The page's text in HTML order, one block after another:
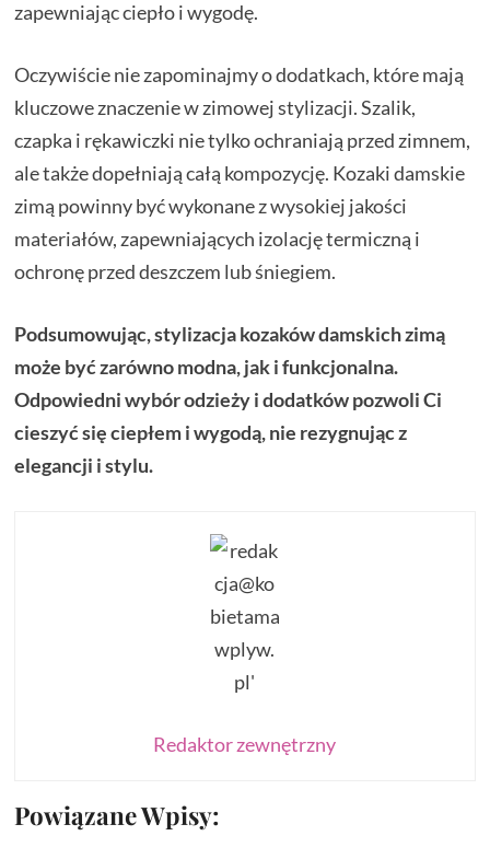
zapewniając ciepło i wygodę.
Oczywiście nie zapominajmy o dodatkach, które mają
kluczowe znaczenie w zimowej stylizacji. Szalik,
czapka i rękawiczki nie tylko ochraniają przed zimnem,
ale także dopełniają całą kompozycję. Kozaki damskie
zimą powinny być wykonane z wysokiej jakości
materiałów, zapewniających izolację termiczną i
ochronę przed deszczem lub śniegiem.
Podsumowując, stylizacja kozaków damskich zimą
może być zarówno modna, jak i funkcjonalna.
Odpowiedni wybór odzieży i dodatków pozwoli Ci
cieszyć się ciepłem i wygodą, nie rezygnując z
elegancji i stylu.
Redaktor zewnętrzny
Powiązane Wpisy: